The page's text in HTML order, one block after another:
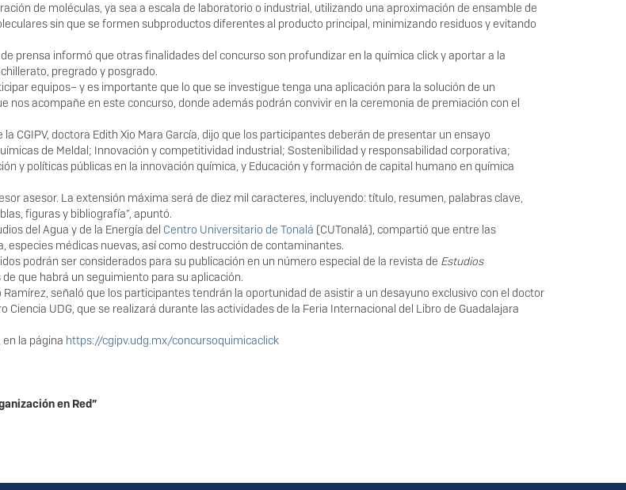
de moléculas, ya sea a escala de laboratorio o industrial, utilizando una aproximación de ensamble de
sin que se formen subproductos diferentes al producto principal, minimizando residuos y evitando
prensa informó que otras finalidades del concurso son profundizar en la química click y aportar a la
pregrado y posgrado.
equipos– y es importante que lo que se investigue tenga una aplicación para la solución de un
nos acompañe en este concurso, donde además podrán convivir en la ceremonia de premiación con el
CGIPV, doctora Edith Xio Mara García, dijo que los participantes deberán de presentar un ensayo
de Meldal; Innovación y competitividad industrial; Sostenibilidad y responsabilidad corporativa;
y políticas públicas en la innovación química, y Educación y formación de capital humano en química
asesor. La extensión máxima será de diez mil caracteres, incluyendo: título, resumen, palabras clave,
figuras y bibliografía”, apuntó.
del Agua y de la Energía del Centro Universitario de Tonalá (CUTonalá), compartió que entre las
especies médicas nuevas, así como destrucción de contaminantes.
podrán ser considerados para su publicación en un número especial de la revista de Estudios
de que habrá un seguimiento para su aplicación.
señaló que los participantes tendrán la oportunidad de asistir a un desayuno exclusivo con el doctor
UDG, que se realizará durante las actividades de la Feria Internacional del Libro de Guadalajara
la página https://cgipv.udg.mx/concursoquimicaclick
en Red”